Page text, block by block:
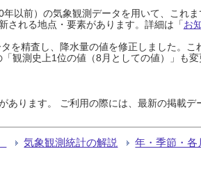
以前）の気象観測データを用いて、これ
される地点・要素があります。詳細は「お
を精査し、降水量の値を修正しました。
観測史上1位の値（8月としての値）」も
ります。 ご利用の際には、最新の掲載デ
気象観測統計の解説 年・季節・各